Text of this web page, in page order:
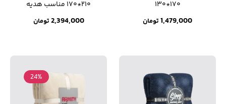
۱۷۰*۱۳۰
1,479,000 تومان
۲۱۰*۱۷۰ مناسب هدیه
2,394,000 تومان
24%